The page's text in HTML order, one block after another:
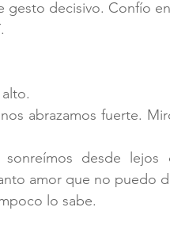
gesto decisivo. Confío
abrazamos fuerte.
desde
amor que no puedo
lo sabe.